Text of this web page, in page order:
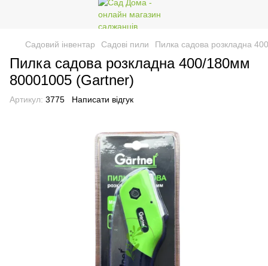
Садовий інвентар Садові пили Пилка садова розкладна
Пилка садова розкладна 400/180мм
80001005 (Gartner)
Артикул: 3775 Написати відгук